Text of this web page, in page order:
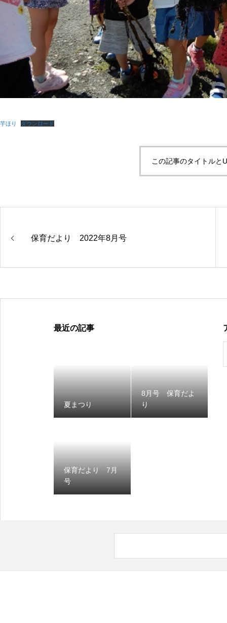
芋ほり ダウンロード
この記事のタイトルと
保育だより 2022年8月号
最近の記事
夏まつり
8月号 保育だよ
り
保育だより 7月
号